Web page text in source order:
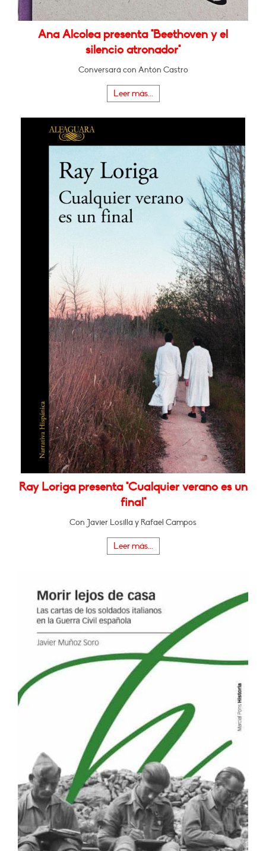
Ana Alcolea presenta "Beethoven y el
silencio atronador"
Conversará con Antón Castro
Leer más...
Ray Loriga presenta "Cualquier verano es un
final"
Con Javier Losilla y Rafael Campos
Leer más...